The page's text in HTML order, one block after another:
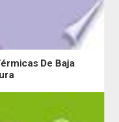
De Baja